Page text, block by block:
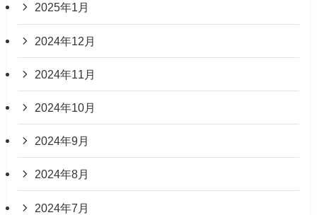
2025年1月
2024年12月
2024年11月
2024年10月
2024年9月
2024年8月
2024年7月